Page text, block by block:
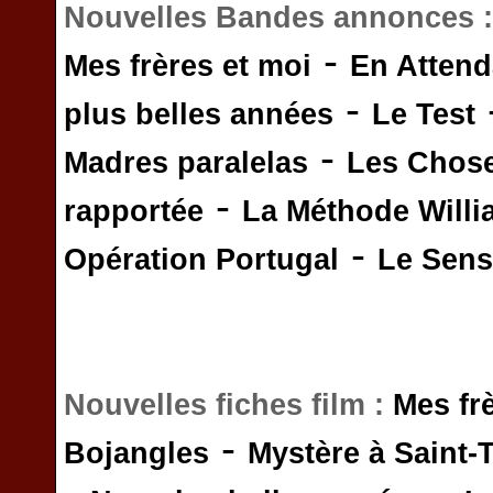
Nouvelles Bandes annonces
Mes frères et moi - En
plus belles années - Le Test
Madres paralelas - Les
rapportée - La Méthode
Opération Portugal
- Le
Nouvelles fiches film : Mes
Bojangles - Mystère à Saint-